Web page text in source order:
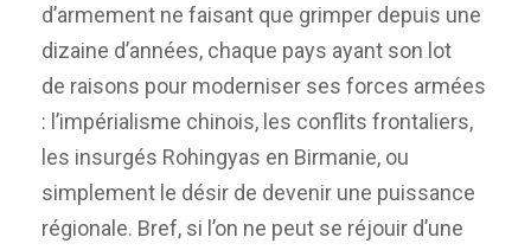
d’armement ne faisant que grimper depuis une
dizaine d’années, chaque pays ayant son lot
de raisons pour moderniser ses forces armées
: l’impérialisme chinois, les conflits frontaliers,
les insurgés Rohingyas en Birmanie, ou
simplement le désir de devenir une puissance
régionale. Bref, si l’on ne peut se réjouir d’une